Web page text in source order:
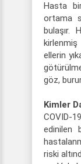
Hasta
ortama
bulaşır.
ellerin
göz,
Kimler
COVID-
edinilen
riski